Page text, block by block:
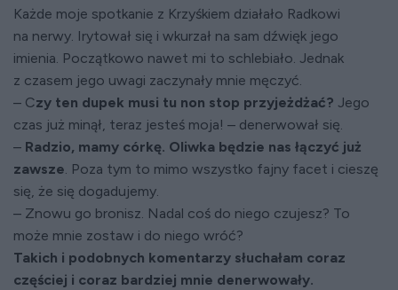
Każde moje spotkanie z Krzyśkiem działało Radkowi
na nerwy. Irytował się i wkurzał na sam dźwięk jego
imienia. Początkowo nawet mi to schlebiało. Jednak
z czasem jego uwagi zaczynały mnie męczyć.
– Czy ten dupek musi tu non stop przyjeżdżać? Jego
czas już minął, teraz jesteś moja! – denerwował się.
– Radzio, mamy córkę. Oliwka będzie nas łączyć już
zawsze. Poza tym to mimo wszystko fajny facet i cieszę
się, że się dogadujemy.
– Znowu go bronisz. Nadal coś do niego czujesz? To
może mnie zostaw i do niego wróć?
Takich i podobnych komentarzy słuchałam coraz
częściej i coraz bardziej mnie denerwowały.